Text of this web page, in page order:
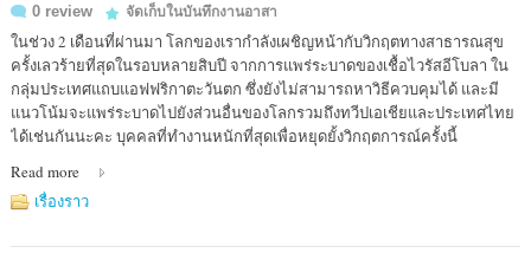
0 review
จัดเก็บในบันทึกงานอาสา
ในช่วง 2 เดือนที่ผ่านมา โลกของเรากำลังเผชิญหน้ากับวิกฤตทางสาธารณสุข
ครั้งเลวร้ายที่สุดในรอบหลายสิบปี จากการแพร่ระบาดของเชื้อไวรัสอีโบลา ใน
กลุ่มประเทศแถบแอฟฟริกาตะวันตก ซึ่งยังไม่สามารถหาวิธีควบคุมได้ และมี
แนวโน้มจะแพร่ระบาดไปยังส่วนอื่นของโลกรวมถึงทวีปเอเชียและประเทศไทย
ได้เช่นกันนะคะ บุคคลที่ทำงานหนักที่สุดเพื่อหยุดยั้งวิกฤตการณ์ครั้งนี้
Read more
เรื่องราว